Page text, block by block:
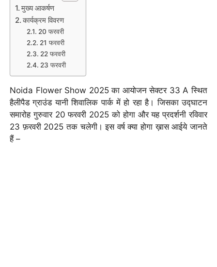
मुख्य आकर्षण
कार्यक्रम विवरण
20 फरवरी
21 फरवरी
22 फरवरी
23 फरवरी
Noida Flower Show 2025 का आयोजन सेक्टर 33 A स्थित
हैलीपैड ग्राउंड यानी शिवालिक पार्क में हो रहा है। जिसका उद्घाटन
समारोह गुरुवार 20 फरवरी 2025 को होगा और यह प्रदर्शनी रविवार
23 फ़रवरी 2025 तक चलेगी। इस वर्ष क्या होगा ख़ास आईये जानते
हैं –